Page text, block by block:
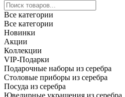
Все категории
Все категории
Новинки
Акции
Коллекции
VIP-Подарки
Подарочные наборы из серебра
Столовые приборы из серебра
Посуда из серебра
Ювелирные украшения из серебра